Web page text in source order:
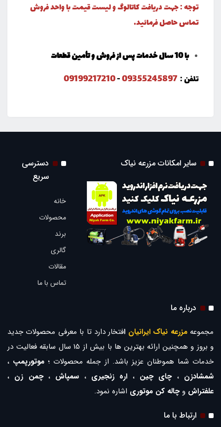
توجه : جهت دریافت کاتالوگ و لیست قیمت با واحد فروش
تماس حاصل فرمائید.
با 10 سال خدمات پس از فروش و تأمین قطعات
تلفن : 09355245897
-
09199217210
سایر امکانات مزرعه نیاک
دسترسی
سریع
خانه
محصولات
برند
گالری
مقالات
تماس با ما
درباره ما
مجموعهمزرعه نیاک ایرانیان افتخار دارد تا با معرفی محصولات جدید
و بروز و همچنین ارائه بهترین ها با بیش از 15 سال سابقه فعالیت در
خدمات شما هموطنان عزیز باشد. از جمله محصولات ؛ موتورپمپ ،
شمشادزن ،چای چین ، اره زنجیری ، سمپاش ،چمن زن ،
علفتراش وچاله کن موتوری اشاره نمود.
ارتباط با ما